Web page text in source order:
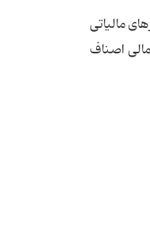
مالیاتی
اصناف